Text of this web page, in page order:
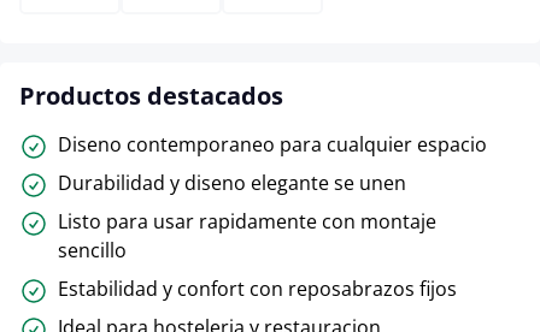
Productos destacados
Diseno contemporaneo para cualquier espacio
Durabilidad y diseno elegante se unen
Listo para usar rapidamente con montaje
sencillo
Estabilidad y confort con reposabrazos fijos